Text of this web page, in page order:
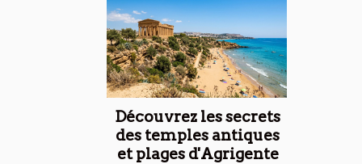
Découvrez les secrets
des temples antiques
et plages d'Agrigente